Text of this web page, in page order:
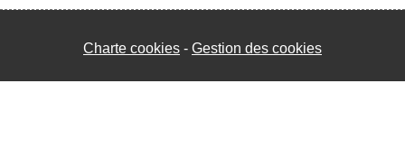
Charte cookies Gestion des cookies